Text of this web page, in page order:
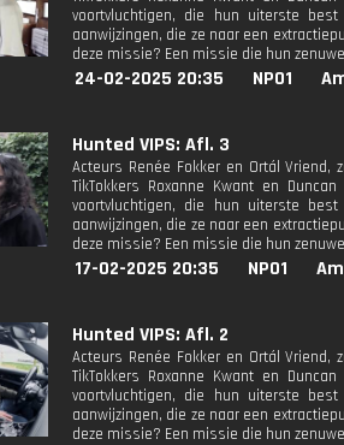
voortvluchtigen, die hun uiterste
aanwijzingen, die ze naar een
deze missie? Een missie die hun
24-02-2025 20:35 NPO1
Hunted VIPS: Afl. 3
Acteurs Renée Fokker en Ortál
TikTokkers Roxanne Kwant en
voortvluchtigen, die hun uiterste
aanwijzingen, die ze naar een
deze missie? Een missie die hun
17-02-2025 20:35 NPO1
Hunted VIPS: Afl. 2
Acteurs Renée Fokker en Ortál
TikTokkers Roxanne Kwant en
voortvluchtigen, die hun uiterste
aanwijzingen, die ze naar een
deze missie? Een missie die hun